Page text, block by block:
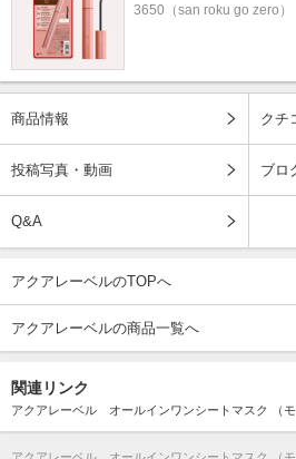
3650（san roku go zero）
商品情報 クチ
投稿写真・動画 ブロ
Q&A
アクアレーベルのTOPへ
アクアレーベルの商品一覧へ
関連リンク
アクアレーベル オールインワンシートマスク （モ